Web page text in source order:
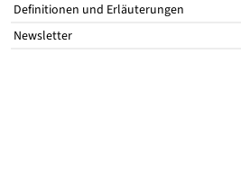
Definitionen und Erläuterungen
Newsletter